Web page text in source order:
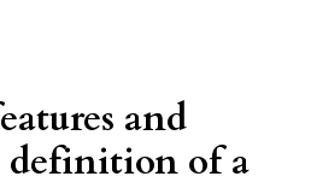
and
definition of a